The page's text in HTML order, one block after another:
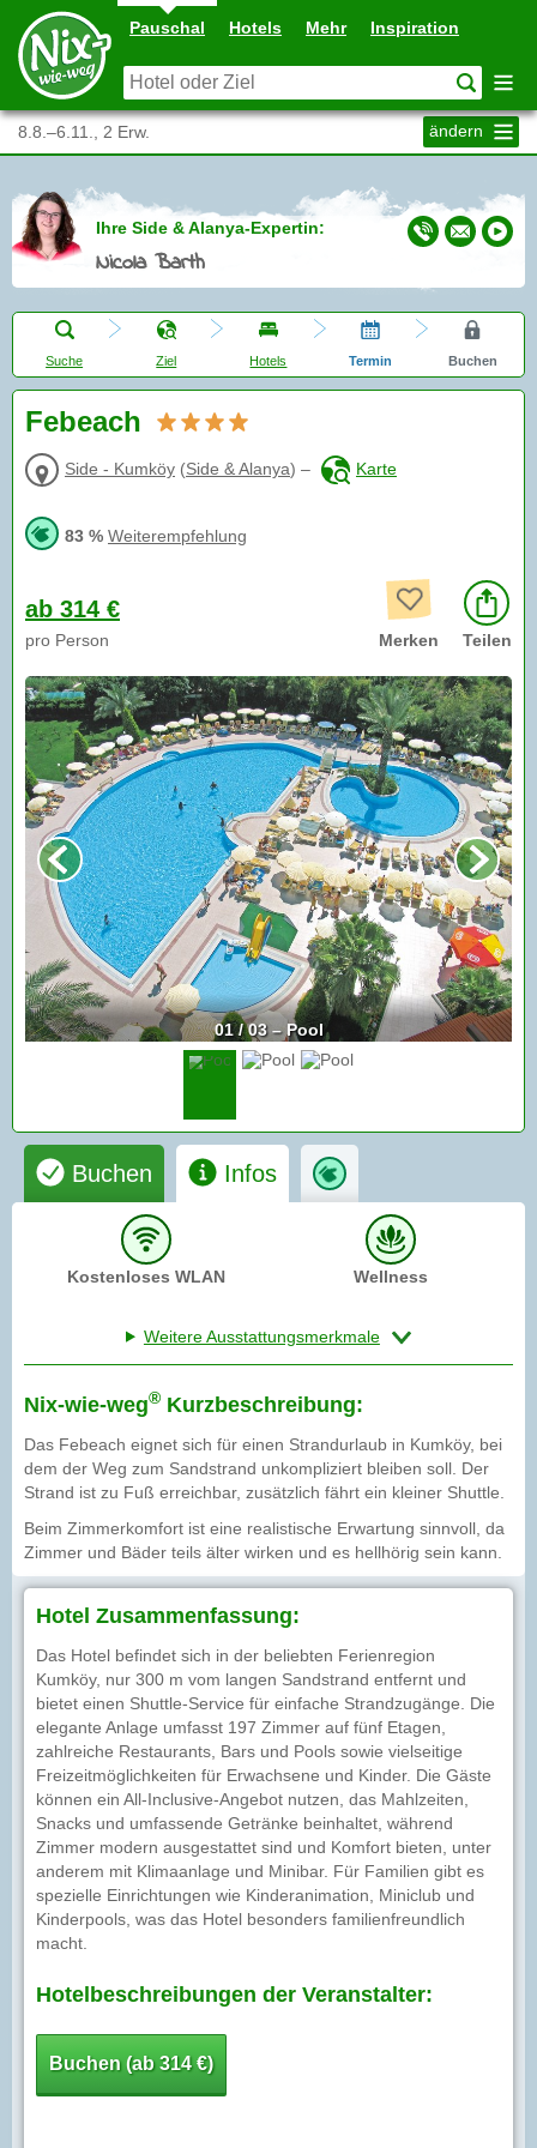
Pauschal Hotels Mehr Inspiration
8.8.–6.11., 2 Erw. ändern
Ihre Side & Alanya-Expertin:
Nicola Barth
Suche Ziel Hotels Termin Buchen
Febeach
Side - Kumköy (Side & Alanya) – Karte
83 % Weiterempfehlung
ab 314 €
pro Person Merken Teilen
01 / 03 – Pool
Buchen Infos
Kostenloses WLAN Wellness
Weitere Ausstattungsmerkmale
Nix-wie-weg® Kurzbeschreibung:
Das Febeach eignet sich für einen Strandurlaub in Kumköy, bei
dem der Weg zum Sandstrand unkompliziert bleiben soll. Der
Strand ist zu Fuß erreichbar, zusätzlich fährt ein kleiner Shuttle.
Beim Zimmerkomfort ist eine realistische Erwartung sinnvoll, da
Zimmer und Bäder teils älter wirken und es hellhörig sein kann.
Hotel Zusammenfassung:
Das Hotel befindet sich in der beliebten Ferienregion
Kumköy, nur 300 m vom langen Sandstrand entfernt und
bietet einen Shuttle-Service für einfache Strandzugänge. Die
elegante Anlage umfasst 197 Zimmer auf fünf Etagen,
zahlreiche Restaurants, Bars und Pools sowie vielseitige
Freizeitmöglichkeiten für Erwachsene und Kinder. Die Gäste
können ein All-Inclusive-Angebot nutzen, das Mahlzeiten,
Snacks und umfassende Getränke beinhaltet, während
Zimmer modern ausgestattet sind und Komfort bieten, unter
anderem mit Klimaanlage und Minibar. Für Familien gibt es
spezielle Einrichtungen wie Kinderanimation, Miniclub und
Kinderpools, was das Hotel besonders familienfreundlich
macht.
Hotelbeschreibungen der Veranstalter:
Buchen (ab 314 €)